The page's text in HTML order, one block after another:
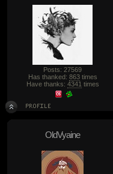
Posts: 27569
Has thanked: 863times
Have thanks: 4341 times
OldVyaine